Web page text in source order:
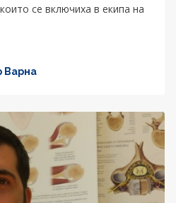
се включиха в екипа на
Варна